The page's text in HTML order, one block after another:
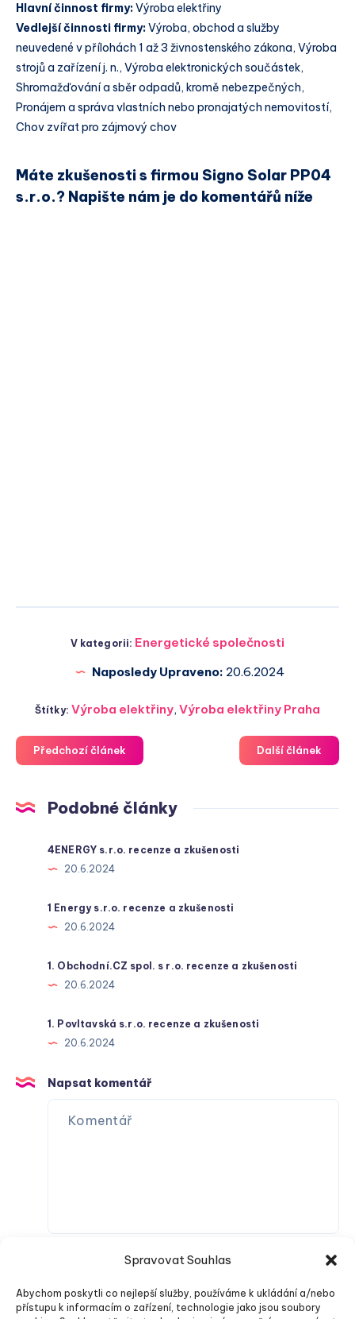
Spravovat Souhlas
Abychom poskytli co nejlepší služby, používáme k ukládání a/nebo
přístupu k informacím o zařízení, technologie jako jsou soubory
Hlavní činnost firmy:Výroba elektřiny
Vedlejší činnosti firmy:Výroba, obchod a služby
neuvedené v přílohách 1 až 3 živnostenského zákona, Výroba
strojů a zařízení j. n., Výroba elektronických součástek,
Shromažďování a sběr odpadů, kromě nebezpečných,
Pronájem a správa vlastních nebo pronajatých nemovitostí,
Chov zvířat pro zájmový chov
Máte zkušenosti s firmou Signo Solar PP04
s.r.o.? Napište nám je do komentářů níže
V kategorii: Energetické společnosti
Naposledy Upraveno: 20.6.2024
Štítky:Výroba elektřiny,Výroba elektřiny Praha
Předchozí článek Další článek
Podobné články
4ENERGY s.r.o. recenze a zkušenosti
20.6.2024
1 Energy s.r.o. recenze a zkušenosti
20.6.2024
1. Obchodní.CZ spol. s r.o. recenze a zkušenosti
20.6.2024
1. Povltavská s.r.o. recenze a zkušenosti
20.6.2024
Napsat komentář